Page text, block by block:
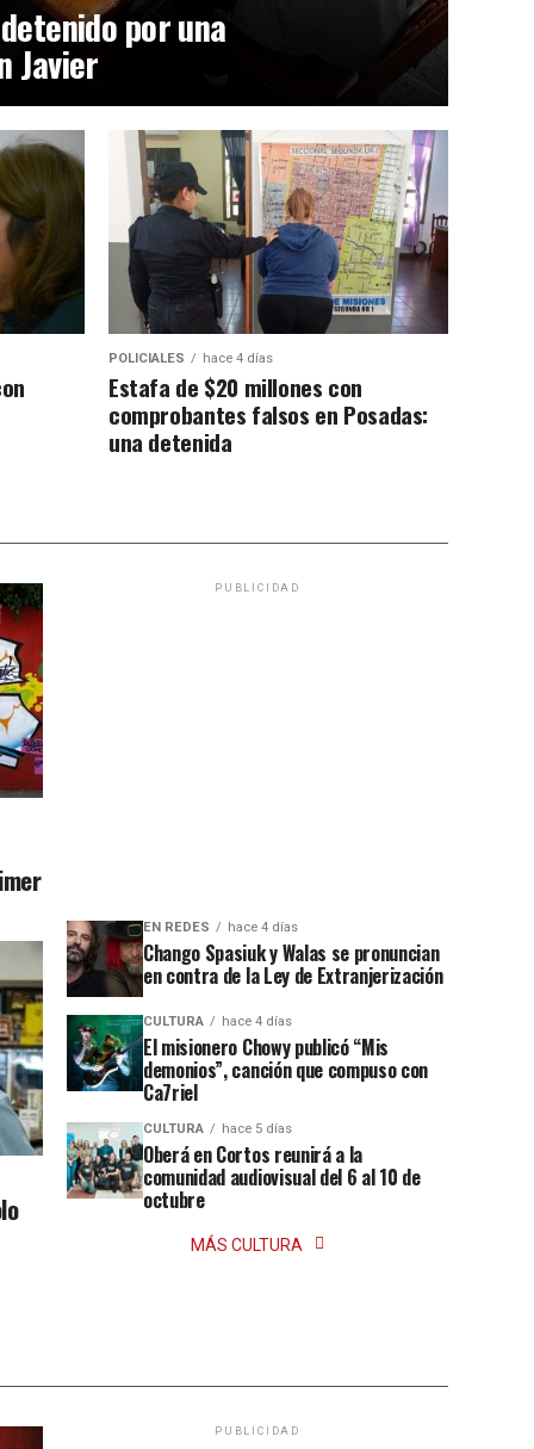
por una
Javier
POLICIALES hace 4 días
Estafa de $20 millones con
comprobantes falsos en Posadas:
una detenida
PUBLICIDAD
EN REDES hace 4 días
Chango Spasiuk y Walas se pronuncian
en contra de la Ley de Extranjerización
CULTURA hace 4 días
El misionero Chowy publicó “Mis
demonios”, canción que compuso con
Ca7riel
CULTURA hace 5 días
Oberá en Cortos reunirá a la
comunidad audiovisual del 6 al 10 de
octubre
MÁS CULTURA
PUBLICIDAD